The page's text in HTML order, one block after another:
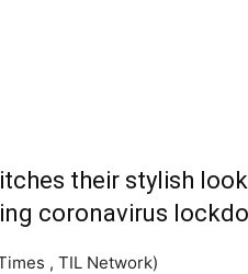
their stylish
coronavirus
, TIL Network)